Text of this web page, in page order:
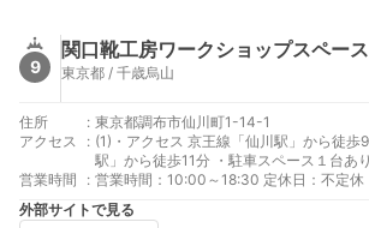
9
関口靴工房ワークショップスペース
東京都 / 千歳烏山
住所 : 東京都調布市仙川町1-14-1
アクセス
: (1)・アクセス 京王線「仙川駅」から徒歩9分 京王線「つつじヶ丘
駅」から徒歩11分 ・駐車スペース１台あり 要予約 大型車不
可
営業時間 : 営業時間：10:00～18:30 定休日：不定休
外部サイトで見る